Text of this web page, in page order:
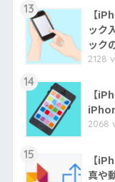
13
【
ック
ック
2128
14
【
2068
15
【
真や